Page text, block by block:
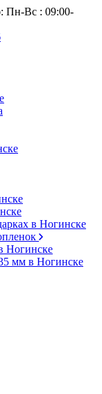
Пн-Вс : 09:00-
в Ногинске
Ногинске
мм в Ногинске